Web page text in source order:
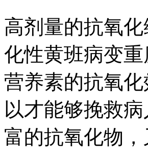
高剂量的抗氧
化性黄班病变
营养素的抗氧
以才能够挽救
富的抗氧化物